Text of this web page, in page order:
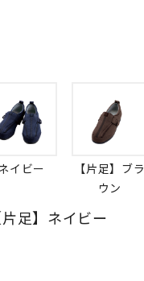
イビー
【片足】ブラ
ウン
足】ネイビー